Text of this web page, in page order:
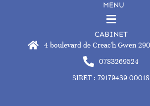
MENU
CABINET
4 boulevard de Creac'h Gwen
0783269524
SIRET : 79179439 00018